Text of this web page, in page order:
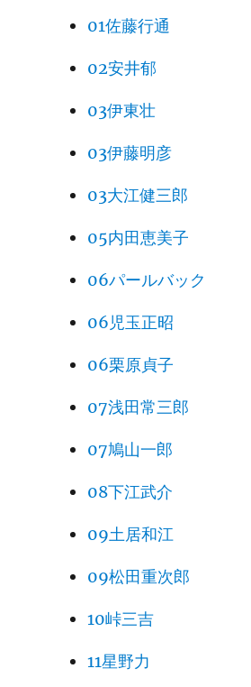
01佐藤行通
02安井郁
03伊東壮
03伊藤明彦
03大江健三郎
05内田恵美子
06パールバック
06児玉正昭
06栗原貞子
07浅田常三郎
07鳩山一郎
08下江武介
09土居和江
09松田重次郎
10峠三吉
11星野力